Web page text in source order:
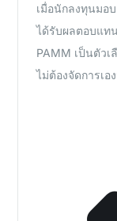
เมื่อนักลงทุนมอ
ได้รับผลตอบแท
PAMM เป็นตัว
ไม่ต้องจัดการเอ